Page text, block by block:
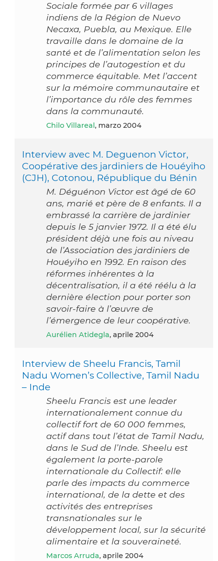
Sociale formée par 6 villages
indiens de la Région de Nuevo
Necaxa, Puebla, au Mexique. Elle
travaille dans le domaine de la
santé et de l’alimentation selon les
principes de l’autogestion et du
commerce équitable. Met l’accent
sur la mémoire communautaire et
l’importance du rôle des femmes
dans la communauté.
Chilo Villareal , marzo 2004
Interview avec M. Deguenon Victor,
Coopérative des jardiniers de Houéyiho
(CJH), Cotonou, République du Bénin
M. Déguénon Victor est âgé de 60
ans, marié et père de 8 enfants. Il a
embrassé la carrière de jardinier
depuis le 5 janvier 1972. Il a été élu
président déjà une fois au niveau
de l’Association des jardiniers de
Houéyiho en 1992. En raison des
réformes inhérentes à la
décentralisation, il a été réélu à la
dernière élection pour porter son
savoir-faire à l’œuvre de
l’émergence de leur coopérative.
Aurélien Atidegla, aprile 2004
Interview de Sheelu Francis, Tamil
Nadu Women’s Collective, Tamil Nadu
– Inde
Sheelu Francis est une leader
internationalement connue du
collectif fort de 60 000 femmes,
actif dans tout l’état de Tamil Nadu,
dans le Sud de l’Inde. Sheelu est
également la porte-parole
internationale du Collectif: elle
parle des impacts du commerce
international, de la dette et des
activités des entreprises
transnationales sur le
développement local, sur la sécurité
alimentaire et la souveraineté.
Marcos Arruda, aprile 2004